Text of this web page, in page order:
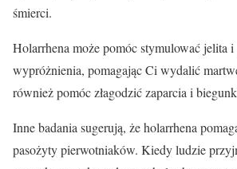
śmierci.
Holarrhena może pomóc stymulować jelita
wypróżnienia, pomagając Ci wydalić
również pomóc złagodzić zaparcia i
Inne badania sugerują, że holarrhena
pasożyty pierwotniaków. Kiedy ludzie